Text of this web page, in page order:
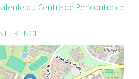
du Centre de Rencontre de